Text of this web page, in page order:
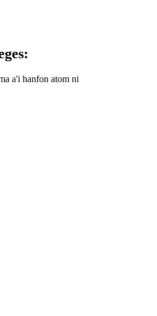
a'i hanfon atom ni